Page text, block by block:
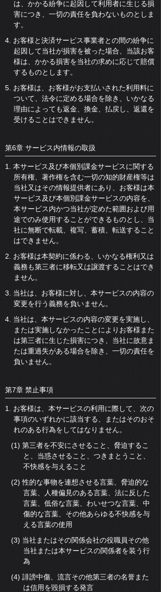
は、かかる紛争に起因して利用者に生じる損
害につき、一切の責任を負わないものとしま
す。
4. お客様と決済サービス事業者との間の紛争に
起因して当社が損害を被った場合、当該お客
様は、かかる損害を当社の求めに応じて賠償
するものとします。
5. お客様は、お客様がお支払いされた利用料に
ついて、法令に定める場合を除き、いかなる
理由によっても返金、換金、払戻し、返還を
受けることはできません。
第6章 サービス内情報の取扱
1. 本サービス及び本個別課金サービスに関する
所有権、著作権を含む一切の知的財産権等は
当社又はその情報提供者にあり、お客様は本
サービス及び本個別課金サービスの内容を、
本サービス内かつ当社が定めた範囲および用
途でのみ使用することができるものとし、当
社に無断で転載、複写、蓄積、転送すること
はできません。
2. お客様は本契約に係わる、いかなる権利又は
義務も第三者に移転又は譲渡することはでき
ません。
3. 当社は、お客様に対し、本サービスの内容の
変更を行う義務を負いません。
4. 当社は、本サービスの内容の変更を実施し、
または実施しなかったことによりお客様また
は第三者に生じた損害につき、当社に故意ま
たは重過失がある場合を除き、一切の責任を
負いません。
第7章 禁止事項
1. お客様は、本サービスの利用に際して、次の
事項のいずれかに該当する、またはそのおそ
れのある行為をしてはなりません。
(1) 第三者を不安にさせること、脅迫するこ
と、当惑させること、つきまとうこと、
不快感を与えること
(2) 性的な事物を連想させる言葉、脅迫的な
言葉、人種偏見のある言葉、法に反した
言葉、低俗な言葉、わいせつな言葉、中
傷的な言葉、その他あらゆる不快感を与
える言葉の使用
(3) 当社またはその関係会社の役職員その他
当社または本サービスの関係者を装う行
為
(4) 誹謗中傷、流言その他第三者の名誉また
は信用を毀損する発言